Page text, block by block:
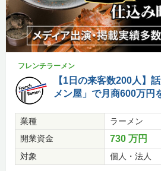
フレンチラーメン
【1日の来客数200人】
メン屋」で月商600万円
業種
ラーメン
開業資金
730 万円
対象 個人・法人